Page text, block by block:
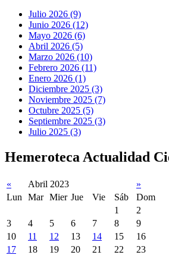
Julio 2026 (9)
Junio 2026 (12)
Mayo 2026 (6)
Abril 2026 (5)
Marzo 2026 (10)
Febrero 2026 (11)
Enero 2026 (1)
Diciembre 2025 (3)
Noviembre 2025 (7)
Octubre 2025 (5)
Septiembre 2025 (3)
Julio 2025 (3)
Hemeroteca Actualidad
« Abril 2023
»
Lun
Mar Mier Jue Vie Sáb
Dom
1
2
3
4 5 6 7 8
9
10
11 12 13 14 15
16
17
18 19 20 21 22
23